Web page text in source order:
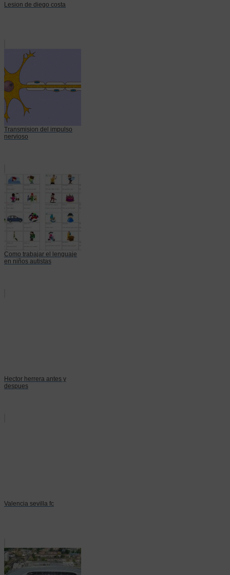
Lesion de diego costa
Transmision del impulso
nervioso
Como trabajar el lenguaje
en niños autistas
Hector herrera antes y
despues
Valencia sevilla fc